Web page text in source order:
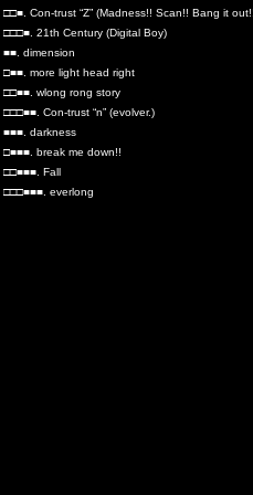
□□■. Con-trust “Z” (Madness!! Scan!! Bang it
□□□■. 21th Century (Digital Boy)
■■. dimension
□■■. more light head right
□□■■. wlong rong story
□□□■■. Con-trust “n” (evolver.)
■■■. darkness
□■■■. break me down!!
□□■■■. Fall
□□□■■■. everlong